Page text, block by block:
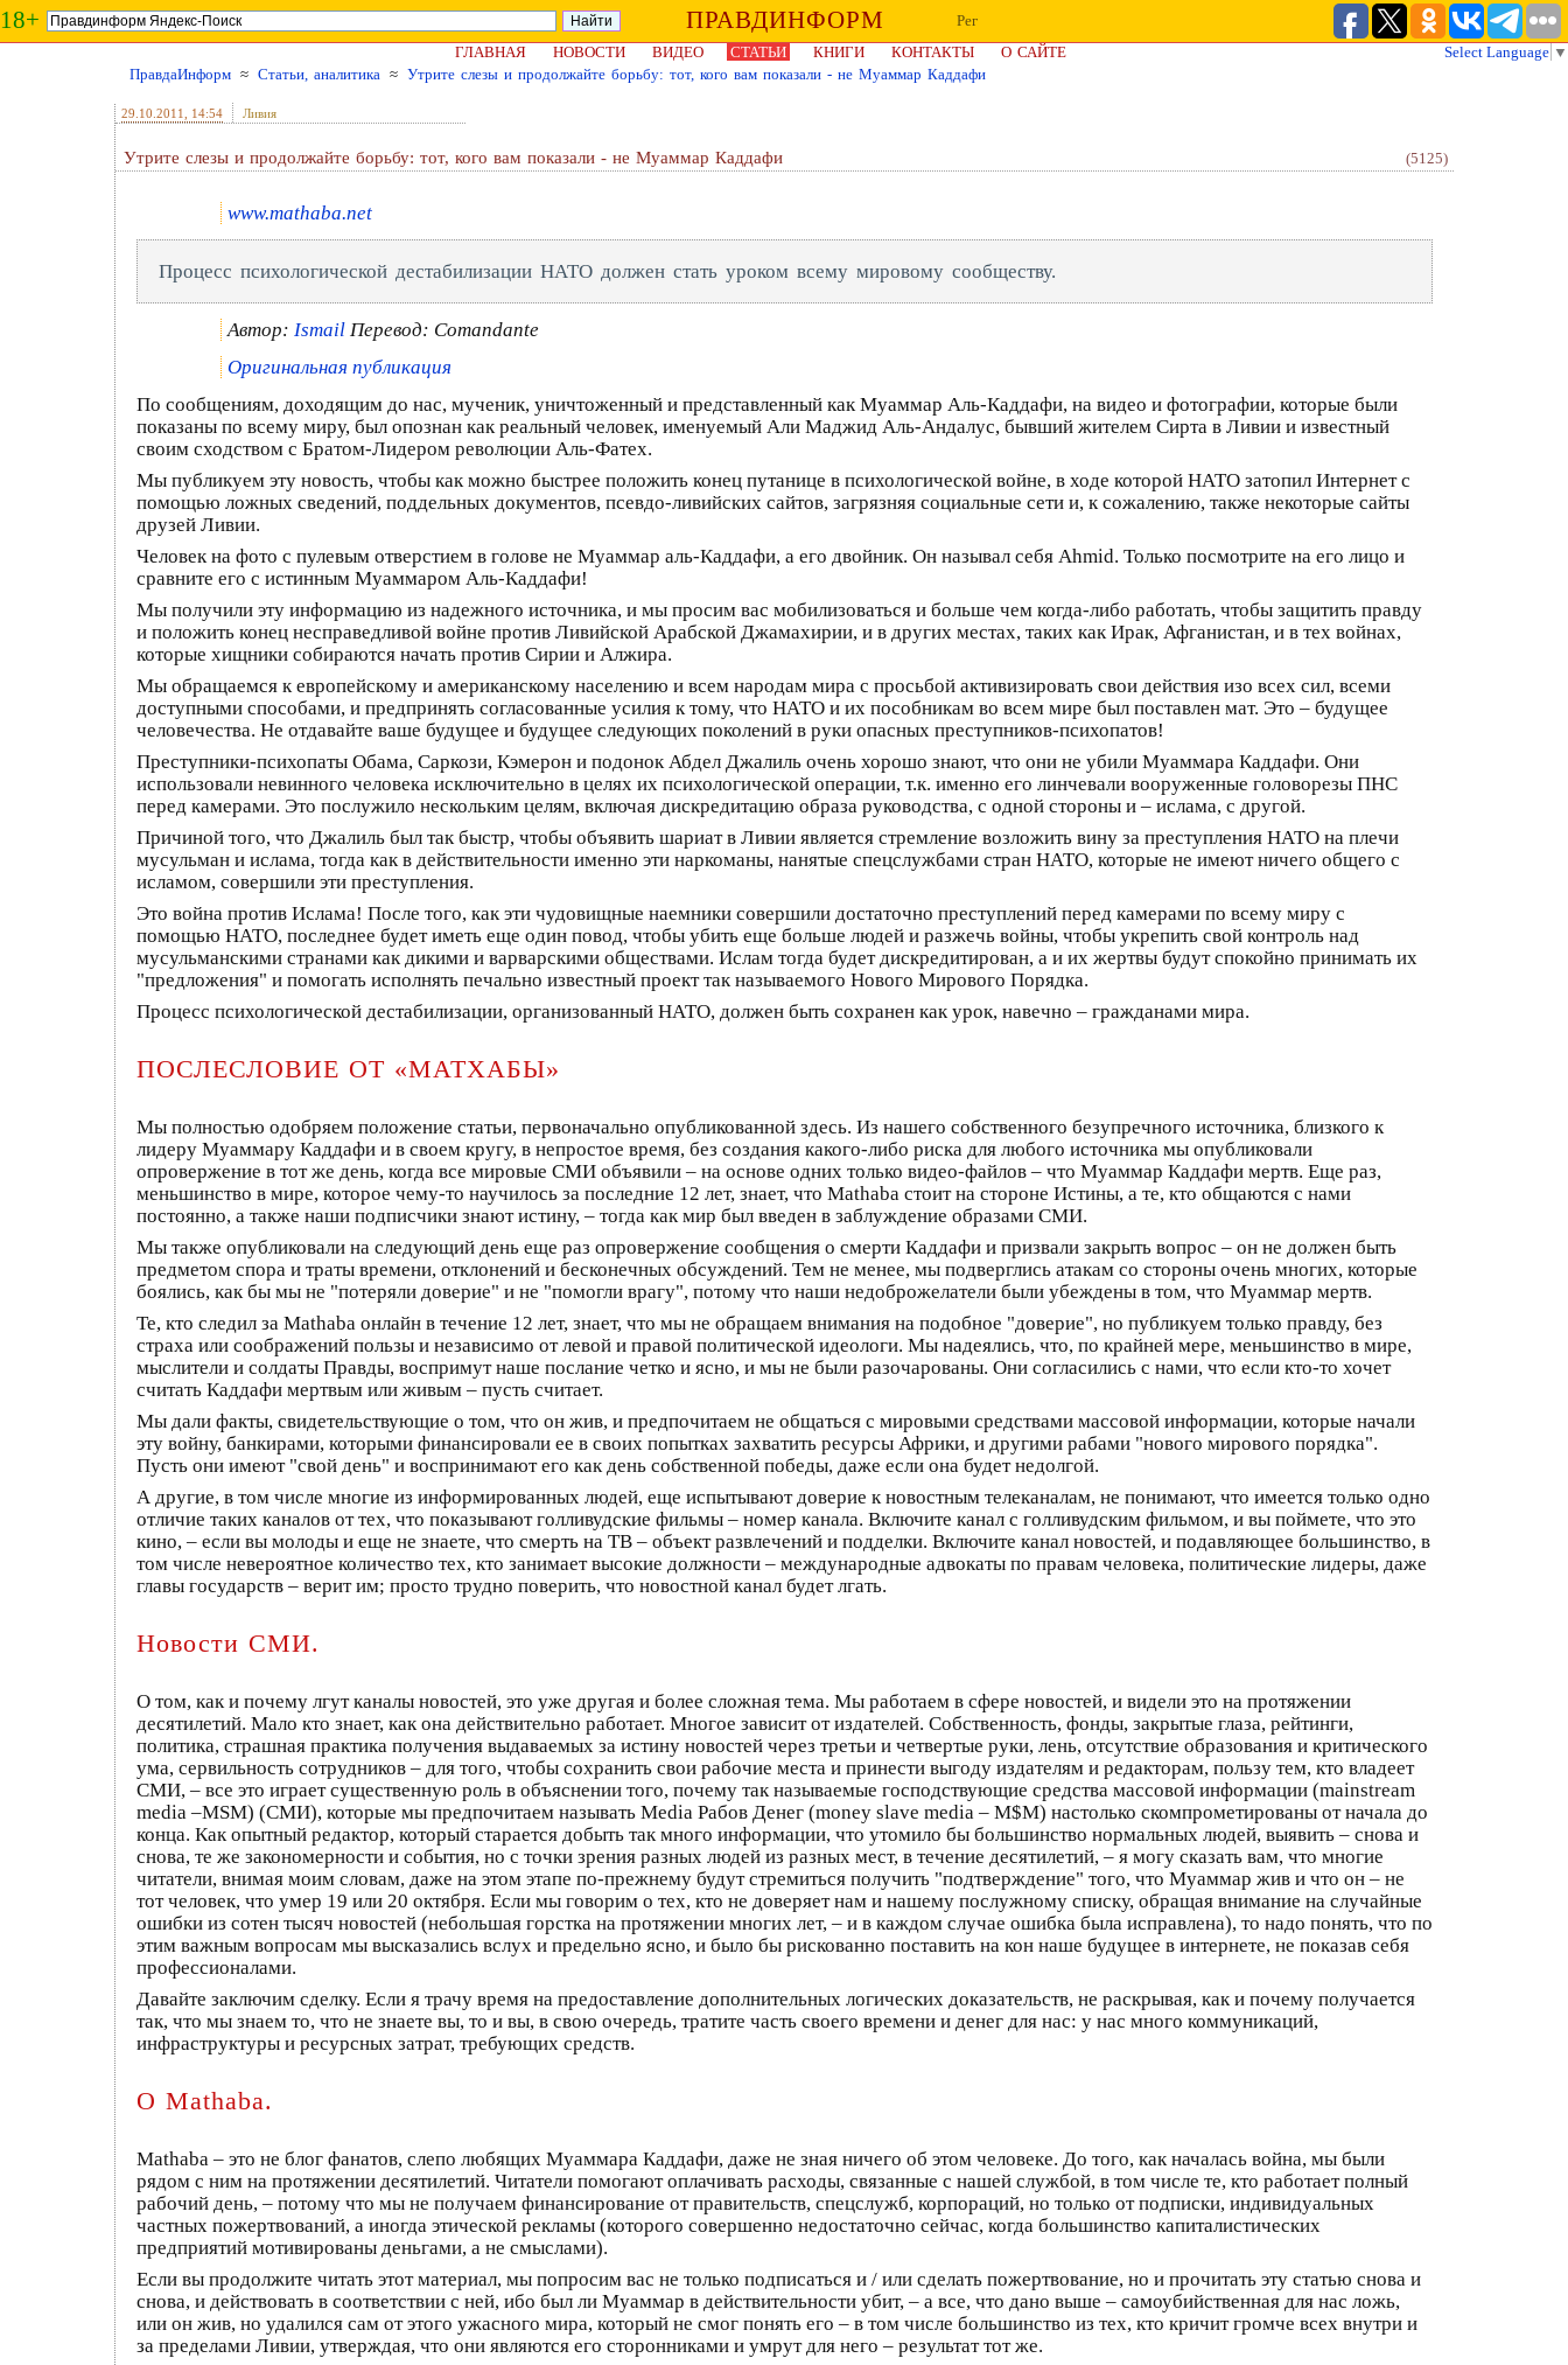
18+ ПРАВДИНФОРМ
Рег
ГЛАВНАЯ
НОВОСТИ ВИДЕО СТАТЬИ КНИГИ КОНТАКТЫ О САЙТЕ Select Language ▼
ПравдаИнформ ≈ Статьи, аналитика ≈ Утрите слезы и продолжайте борьбу: тот, кого вам показали - не Муаммар Каддафи
29.10.2011 , 14:54 Ливия
Утрите слезы и продолжайте борьбу: тот, кого вам показали - не Муаммар Каддафи (5125)
www.mathaba.net
Процесс психологической дестабилизации НАТО должен стать уроком всему мировому сообществу.
Автор: Ismail Перевод: Comandante
Оригинальная публикация
По сообщениям, доходящим до нас, мученик, уничтоженный и представленный как Муаммар Аль-Каддафи, на видео и фотографии, которые были
показаны по всему миру, был опознан как реальный человек, именуемый Али Маджид Аль-Андалус, бывший жителем Сирта в Ливии и известный
своим сходством с Братом-Лидером революции Аль-Фатех.
Мы публикуем эту новость, чтобы как можно быстрее положить конец путанице в психологической войне, в ходе которой НАТО затопил Интернет с
помощью ложных сведений, поддельных документов, псевдо-ливийских сайтов, загрязняя социальные сети и, к сожалению, также некоторые сайты
друзей Ливии.
Человек на фото с пулевым отверстием в голове не Муаммар аль-Каддафи, а его двойник. Он называл себя Ahmid. Только посмотрите на его лицо и
сравните его с истинным Муаммаром Аль-Каддафи!
Мы получили эту информацию из надежного источника, и мы просим вас мобилизоваться и больше чем когда-либо работать, чтобы защитить правду
и положить конец несправедливой войне против Ливийской Арабской Джамахирии, и в других местах, таких как Ирак, Афганистан, и в тех войнах,
которые хищники собираются начать против Сирии и Алжира.
Мы обращаемся к европейскому и американскому населению и всем народам мира с просьбой активизировать свои действия изо всех сил, всеми
доступными способами, и предпринять согласованные усилия к тому, что НАТО и их пособникам во всем мире был поставлен мат. Это – будущее
человечества. Не отдавайте ваше будущее и будущее следующих поколений в руки опасных преступников-психопатов!
Преступники-психопаты Обама, Саркози, Кэмерон и подонок Абдел Джалиль очень хорошо знают, что они не убили Муаммара Каддафи. Они
использовали невинного человека исключительно в целях их психологической операции, т.к. именно его линчевали вооруженные головорезы ПНС
перед камерами. Это послужило нескольким целям, включая дискредитацию образа руководства, с одной стороны и – ислама, с другой.
Причиной того, что Джалиль был так быстр, чтобы объявить шариат в Ливии является стремление возложить вину за преступления НАТО на плечи
мусульман и ислама, тогда как в действительности именно эти наркоманы, нанятые спецслужбами стран НАТО, которые не имеют ничего общего с
исламом, совершили эти преступления.
Это война против Ислама! После того, как эти чудовищные наемники совершили достаточно преступлений перед камерами по всему миру с
помощью НАТО, последнее будет иметь еще один повод, чтобы убить еще больше людей и разжечь войны, чтобы укрепить свой контроль над
мусульманскими странами как дикими и варварскими обществами. Ислам тогда будет дискредитирован, а и их жертвы будут спокойно принимать их
"предложения" и помогать исполнять печально известный проект так называемого Нового Мирового Порядка.
Процесс психологической дестабилизации, организованный НАТО, должен быть сохранен как урок, навечно – гражданами мира.
ПОСЛЕСЛОВИЕ ОТ «МАТХАБЫ»
Мы полностью одобряем положение статьи, первоначально опубликованной здесь. Из нашего собственного безупречного источника, близкого к
лидеру Муаммару Каддафи и в своем кругу, в непростое время, без создания какого-либо риска для любого источника мы опубликовали
опровержение в тот же день, когда все мировые СМИ объявили – на основе одних только видео-файлов – что Муаммар Каддафи мертв. Еще раз,
меньшинство в мире, которое чему-то научилось за последние 12 лет, знает, что Mathaba стоит на стороне Истины, а те, кто общаются с нами
постоянно, а также наши подписчики знают истину, – тогда как мир был введен в заблуждение образами СМИ.
Мы также опубликовали на следующий день еще раз опровержение сообщения о смерти Каддафи и призвали закрыть вопрос – он не должен быть
предметом спора и траты времени, отклонений и бесконечных обсуждений. Тем не менее, мы подверглись атакам со стороны очень многих, которые
боялись, как бы мы не "потеряли доверие" и не "помогли врагу", потому что наши недоброжелатели были убеждены в том, что Муаммар мертв.
Те, кто следил за Mathaba онлайн в течение 12 лет, знает, что мы не обращаем внимания на подобное "доверие", но публикуем только правду, без
страха или соображений пользы и независимо от левой и правой политической идеологи. Мы надеялись, что, по крайней мере, меньшинство в мире,
мыслители и солдаты Правды, воспримут наше послание четко и ясно, и мы не были разочарованы. Они согласились с нами, что если кто-то хочет
считать Каддафи мертвым или живым – пусть считает.
Мы дали факты, свидетельствующие о том, что он жив, и предпочитаем не общаться с мировыми средствами массовой информации, которые начали
эту войну, банкирами, которыми финансировали ее в своих попытках захватить ресурсы Африки, и другими рабами "нового мирового порядка".
Пусть они имеют "свой день" и воспринимают его как день собственной победы, даже если она будет недолгой.
А другие, в том числе многие из информированных людей, еще испытывают доверие к новостным телеканалам, не понимают, что имеется только одно
отличие таких каналов от тех, что показывают голливудские фильмы – номер канала. Включите канал с голливудским фильмом, и вы поймете, что это
кино, – если вы молоды и еще не знаете, что смерть на ТВ – объект развлечений и подделки. Включите канал новостей, и подавляющее большинство, в
том числе невероятное количество тех, кто занимает высокие должности – международные адвокаты по правам человека, политические лидеры, даже
главы государств – верит им; просто трудно поверить, что новостной канал будет лгать.
Новости СМИ.
О том, как и почему лгут каналы новостей, это уже другая и более сложная тема. Мы работаем в сфере новостей, и видели это на протяжении
десятилетий. Мало кто знает, как она действительно работает. Многое зависит от издателей. Собственность, фонды, закрытые глаза, рейтинги,
политика, страшная практика получения выдаваемых за истину новостей через третьи и четвертые руки, лень, отсутствие образования и критического
ума, сервильность сотрудников – для того, чтобы сохранить свои рабочие места и принести выгоду издателям и редакторам, пользу тем, кто владеет
СМИ, – все это играет существенную роль в объяснении того, почему так называемые господствующие средства массовой информации (mainstream
media –MSM) (СМИ), которые мы предпочитаем называть Media Рабов Денег (money slave media – M$M) настолько скомпрометированы от начала до
конца. Как опытный редактор, который старается добыть так много информации, что утомило бы большинство нормальных людей, выявить – снова и
снова, те же закономерности и события, но с точки зрения разных людей из разных мест, в течение десятилетий, – я могу сказать вам, что многие
читатели, внимая моим словам, даже на этом этапе по-прежнему будут стремиться получить "подтверждение" того, что Муаммар жив и что он – не
тот человек, что умер 19 или 20 октября. Если мы говорим о тех, кто не доверяет нам и нашему послужному списку, обращая внимание на случайные
ошибки из сотен тысяч новостей (небольшая горстка на протяжении многих лет, – и в каждом случае ошибка была исправлена), то надо понять, что по
этим важным вопросам мы высказались вслух и предельно ясно, и было бы рискованно поставить на кон наше будущее в интернете, не показав себя
профессионалами.
Давайте заключим сделку. Если я трачу время на предоставление дополнительных логических доказательств, не раскрывая, как и почему получается
так, что мы знаем то, что не знаете вы, то и вы, в свою очередь, тратите часть своего времени и денег для нас: у нас много коммуникаций,
инфраструктуры и ресурсных затрат, требующих средств.
О Mathaba.
Mathaba – это не блог фанатов, слепо любящих Муаммара Каддафи, даже не зная ничего об этом человеке. До того, как началась война, мы были
рядом с ним на протяжении десятилетий. Читатели помогают оплачивать расходы, связанные с нашей службой, в том числе те, кто работает полный
рабочий день, – потому что мы не получаем финансирование от правительств, спецслужб, корпораций, но только от подписки, индивидуальных
частных пожертвований, а иногда этической рекламы (которого совершенно недостаточно сейчас, когда большинство капиталистических
предприятий мотивированы деньгами, а не смыслами).
Если вы продолжите читать этот материал, мы попросим вас не только подписаться и / или сделать пожертвование, но и прочитать эту статью снова и
снова, и действовать в соответствии с ней, ибо был ли Муаммар в действительности убит, – а все, что дано выше – самоубийственная для нас ложь,
или он жив, но удалился сам от этого ужасного мира, который не смог понять его – в том числе большинство из тех, кто кричит громче всех внутри и
за пределами Ливии, утверждая, что они являются его сторонниками и умрут для него – результат тот же.